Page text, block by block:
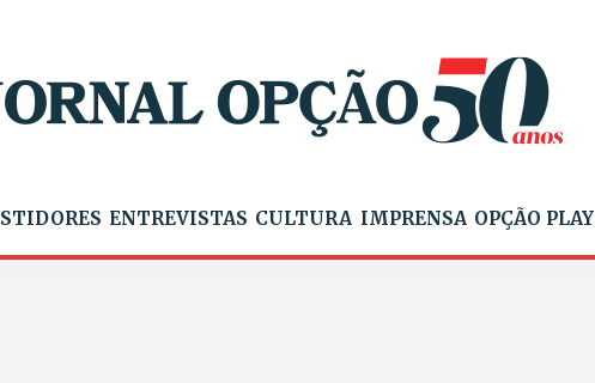
ENTREVISTAS CULTURA IMPRENSA OPÇÃO PLAY